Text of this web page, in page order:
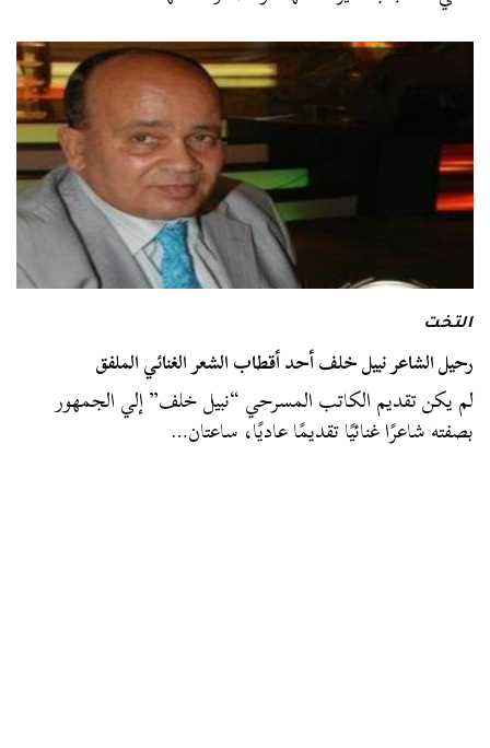
التخت
رحيل الشاعر نبيل خلف أحد أقطاب الشعر الغنائي الملفق
لم يكن تقديم الكاتب المسرحي “نبيل خلف” إلي الجمهور
بصفته شاعرًا غنائيًا تقديمًا عاديًا، ساعتان…